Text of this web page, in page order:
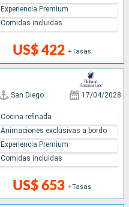
US$ 422 +Tasas
Experiencia Premium
Comidas incluidas
San Diego 17/04/2028
US$ 653 +Tasas
Cocina refinada
Animaciones exclusivas a bordo
Experiencia Premium
Comidas incluidas